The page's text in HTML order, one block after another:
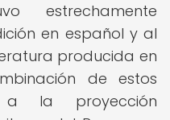
estrechamente
en español y al
producida en
de estos
a la proyección